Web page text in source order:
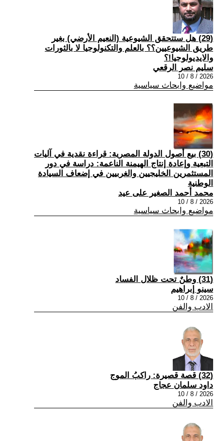
(29) هل ستتحقق الشيوعية (النعيم الأرضي) بغير
طريق الشيوعيين؟؟ بالعلم والتكنولوجيا لا بالثورات
والايديولوجيا!؟
سليم نصر الرقعي
2026 / 8 / 10
مواضيع وابحاث سياسية
(30) بيع أصول الدولة المصرية: قراءة نقدية في آليات
التبعية وإعادة إنتاج الهيمنة الناعمة: دراسة في دور
المستثمرين الخليجيين والغربيين في إضعاف السيادة
الوطنية
محمد أحمد الصغير على عيد
2026 / 8 / 10
مواضيع وابحاث سياسية
(31) وطنٌ تحت ظلال الفساد
سينو إبراهيم
2026 / 8 / 10
الادب والفن
(32) قصة قصيرة: راكبُ الموج
داود سلمان عجاج
2026 / 8 / 10
الادب والفن